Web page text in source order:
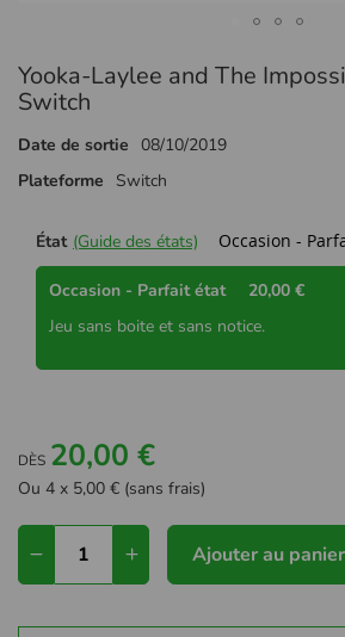
au
début
la
d’images
Yooka-Laylee and The
Switch
Date de sortie 08/10/2019
Plateforme
Switch
État (Guide des états) Occasion -
Occasion - Parfait état 20,00 €
Jeu sans boite et sans notice.
DÈS 20,00 €
Ou 4 x 5,00 € (sans frais)
Ajouter au panier